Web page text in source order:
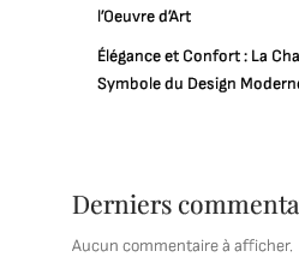
l’Oeuvre d’Art
Élégance et Confort : La
Symbole du Design
Derniers
Aucun commentaire à afficher.